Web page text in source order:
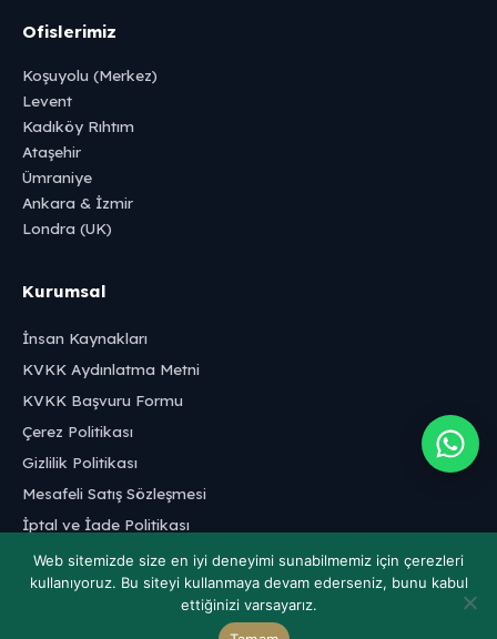
Ofislerimiz
Koşuyolu (Merkez)
Levent
Kadıköy Rıhtım
Ataşehir
Ümraniye
Ankara & İzmir
Londra (UK)
Kurumsal
İnsan Kaynakları
KVKK Aydınlatma Metni
KVKK Başvuru Formu
Çerez Politikası
Gizlilik Politikası
Mesafeli Satış Sözleşmesi
İptal ve İade Politikası
Web sitemizde size en iyi deneyimi sunabilmemiz için çerezleri
kullanıyoruz. Bu siteyi kullanmaya devam ederseniz, bunu kabul
ettiğinizi varsayarız.